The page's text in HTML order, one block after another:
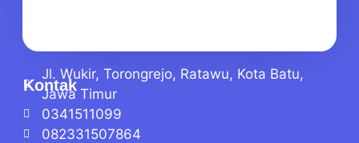
Kontak
Jl. Wukir, Torongrejo, Ratawu, Kota Batu,
Jawa Timur
0341511099
082331507864